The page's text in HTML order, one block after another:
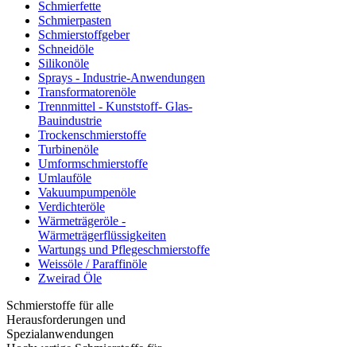
Schmierfette
Schmierpasten
Schmierstoffgeber
Schneidöle
Silikonöle
Sprays - Industrie-Anwendungen
Transformatorenöle
Trennmittel - Kunststoff- Glas-
Bauindustrie
Trockenschmierstoffe
Turbinenöle
Umformschmierstoffe
Umlauföle
Vakuumpumpenöle
Verdichteröle
Wärmeträgeröle -
Wärmeträgerflüssigkeiten
Wartungs und Pflegeschmierstoffe
Weissöle / Paraffinöle
Zweirad Öle
Schmierstoffe für alle
Herausforderungen und
Spezialanwendungen